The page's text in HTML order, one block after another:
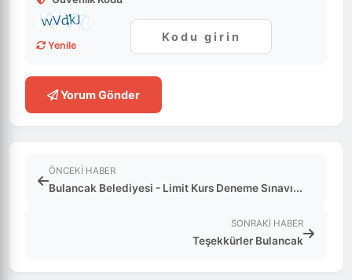
Yenile
Yorum Gönder
ÖNCEKI HABER
Bulancak Belediyesi - Limit Kurs Deneme Sınavı...
SONRAKI HABER
Teşekkürler Bulancak